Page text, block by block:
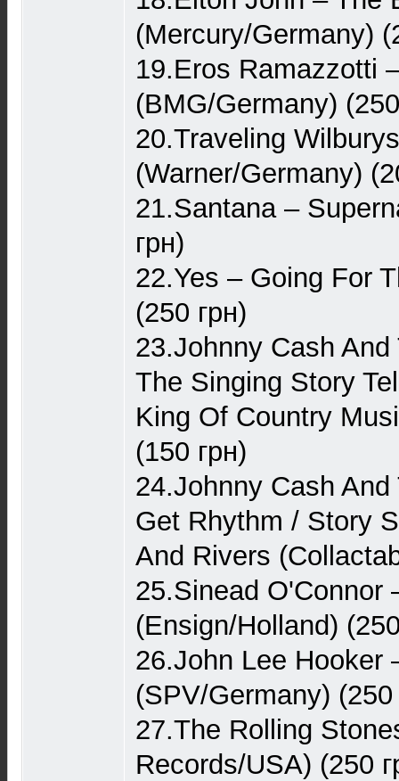
(Mercury/Germany)
19.Eros Ramazzotti
(BMG/Germany)
20.Traveling
(Warner/Germany)
21.Santana –
грн)
22.Yes – Going For
(250 грн)
23.Johnny Cash
The Singing Story
King Of Country
(150 грн)
24.Johnny Cash
Get Rhythm / Story
And Rivers
25.Sinead O'Connor
(Ensign/Holland)
26.John Lee Hooker
(SPV/Germany) (250
27.The Rolling
Records/USA) (250